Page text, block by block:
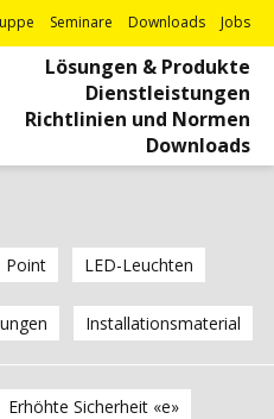
Seminare Downloads Jobs
Lösungen & Produkte
Dienstleistungen
Richtlinien und Normen
Downloads
Point LED-Leuchten
Installationsmaterial
Erhöhte Sicherheit «e»